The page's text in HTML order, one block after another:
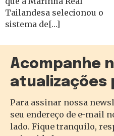
Tailandesa selecionou o
sistema de[…]
Acompanhe
atualizações
Para assinar nossa
seu endereço de e-mail
lado. Fique tranquilo,